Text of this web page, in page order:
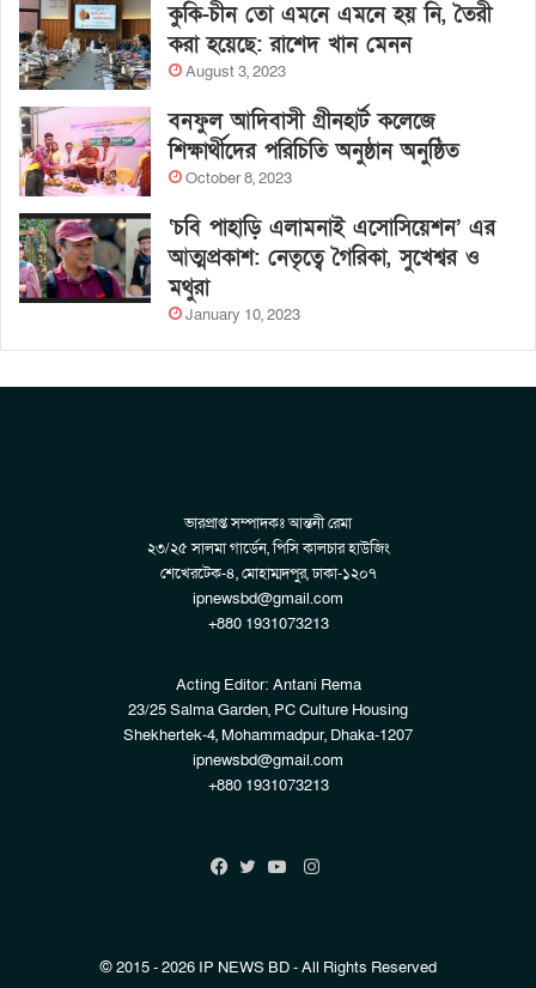
কুকি-চীন তো এমনে এমনে হয় নি, তৈরী
করা হয়েছে: রাশেদ খান মেনন
August 3, 2023
বনফুল আদিবাসী গ্রীনহার্ট কলেজে
শিক্ষার্থীদের পরিচিতি অনুষ্ঠান অনুষ্ঠিত
October 8, 2023
‘চবি পাহাড়ি এলামনাই এসোসিয়েশন’ এর
আত্মপ্রকাশ: নেতৃত্বে গৈরিকা, সুখেশ্বর ও
মথুরা
January 10, 2023
ভারপ্রাপ্ত সম্পাদকঃ আন্তনী রেমা
২৩/২৫ সালমা গার্ডেন, পিসি কালচার হাউজিং
শেখেরটেক-৪, মোহাম্মদপুর, ঢাকা-১২০৭
ipnewsbd@gmail.com
+880 1931073213
Acting Editor: Antani Rema
23/25 Salma Garden, PC Culture Housing
Shekhertek-4, Mohammadpur, Dhaka-1207
ipnewsbd@gmail.com
+880 1931073213
Instagram
© 2015 - 2026 IP NEWS BD - All Rights Reserved